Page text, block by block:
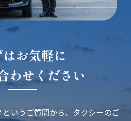
はお気軽に
わせください
いうご質問から、タクシーのご